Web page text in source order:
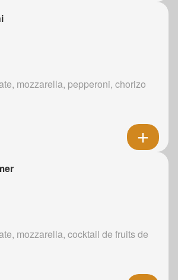
mozzarella, pepperoni, chorizo
mozzarella, cocktail de fruits de